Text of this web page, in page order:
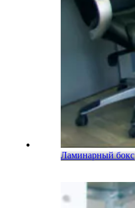
Ламинарный бокс